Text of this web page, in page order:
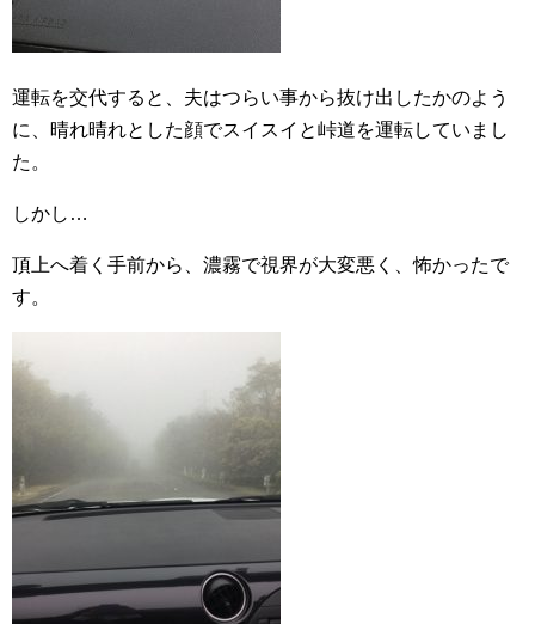
運転を交代すると、夫はつらい事から抜け出したかのよう
に、晴れ晴れとした顔でスイスイと峠道を運転していまし
た。
しかし…
頂上へ着く手前から、濃霧で視界が大変悪く、怖かったで
す。